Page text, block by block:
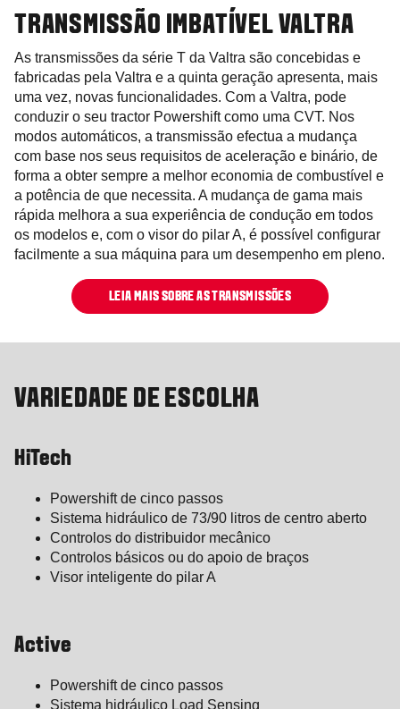
TRANSMISSÃO IMBATÍVEL VALTRA
As transmissões da série T da Valtra são concebidas e
fabricadas pela Valtra e a quinta geração apresenta, mais
uma vez, novas funcionalidades. Com a Valtra, pode
conduzir o seu tractor Powershift como uma CVT. Nos
modos automáticos, a transmissão efectua a mudança
com base nos seus requisitos de aceleração e binário, de
forma a obter sempre a melhor economia de combustível e
a potência de que necessita. A mudança de gama mais
rápida melhora a sua experiência de condução em todos
os modelos e, com o visor do pilar A, é possível configurar
facilmente a sua máquina para um desempenho em pleno.
LEIA MAIS SOBRE AS TRANSMISSÕES
VARIEDADE DE ESCOLHA
HiTech
Powershift de cinco passos
Sistema hidráulico de 73/90 litros de centro aberto
Controlos do distribuidor mecânico
Controlos básicos ou do apoio de braços
Visor inteligente do pilar A
Active
Powershift de cinco passos
Sistema hidráulico Load Sensing